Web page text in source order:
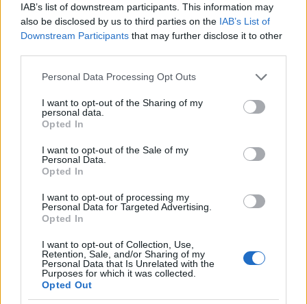
IAB’s list of downstream participants. This information may
also be disclosed by us to third parties on the IAB’s List of
Downstream Participants that may further disclose it to other
Please note that this website/app uses one or more Google
not limited to your visit or usage behaviour. You may click to
grant or deny consent to Google and its third-party tags to
use your data for below specified purposes in below Google
consent section.
Personal Data Processing Opt Outs
I want to opt-out of the Sharing of my
personal data.
Opted In
I want to opt-out of the Sale of my
Personal Data.
Opted In
I want to opt-out of processing my
Personal Data for Targeted Advertising.
Opted In
I want to opt-out of Collection, Use,
Retention, Sale, and/or Sharing of my
Personal Data that Is Unrelated with the
Purposes for which it was collected.
Opted Out
Idén már tizenegyedik alkalommal kerül megszervezésre a
Szilveszteri Állatmentő Ügyelet, amelynek célja, hogy az év végi
házi- és vadállatokat minél hamarabb hazajuttassák, vagy
biztonságba helyezzék. Többféle feladatkörre keresnek
tapasztalt állatmentőket december 31-éig.
Több mint 2300 gyermek kapott ajándékot a Magyar
Máltai Szeretetszolgálat akciójában